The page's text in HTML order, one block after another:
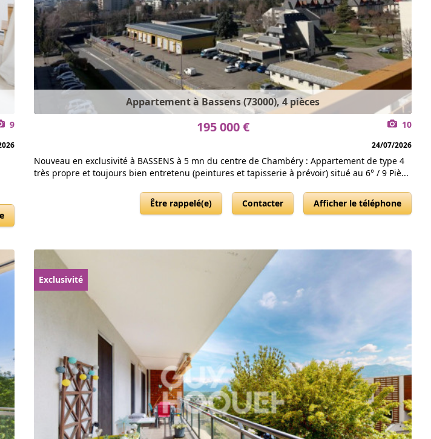
9
Appartement à Bassens (73000), 4 pièces
195 000 € 10
24/07/2026
Nouveau en exclusivité à BASSENS à 5 mn du centre de Chambéry : Appartement de type 4
très propre et toujours bien entretenu (peintures et tapisserie à prévoir) situé au 6° / 9 Piè...
Être rappelé(e) Contacter Afficher le téléphone
Exclusivité